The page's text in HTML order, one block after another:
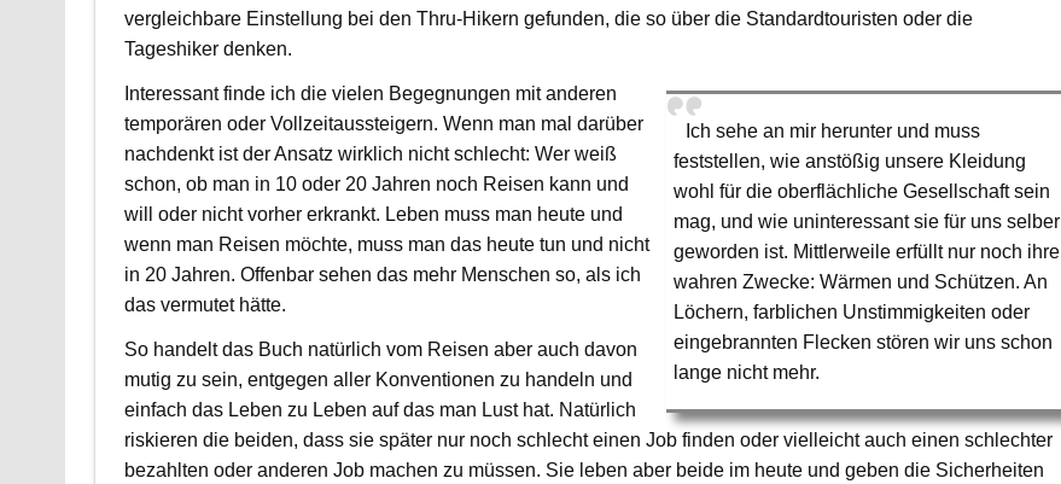
vergleichbare Einstellung bei den Thru-Hikern gefunden, die so über die Standardtouristen oder die
Tageshiker denken.
Ich sehe an mir herunter und muss
feststellen, wie anstößig unsere Kleidung
wohl für die oberflächliche Gesellschaft sein
mag, und wie uninteressant sie für uns selber
geworden ist. Mittlerweile erfüllt nur noch ihre
wahren Zwecke: Wärmen und Schützen. An
Löchern, farblichen Unstimmigkeiten oder
eingebrannten Flecken stören wir uns schon
lange nicht mehr.
Interessant finde ich die vielen Begegnungen mit anderen
temporären oder Vollzeitaussteigern. Wenn man mal darüber
nachdenkt ist der Ansatz wirklich nicht schlecht: Wer weiß
schon, ob man in 10 oder 20 Jahren noch Reisen kann und
will oder nicht vorher erkrankt. Leben muss man heute und
wenn man Reisen möchte, muss man das heute tun und nicht
in 20 Jahren. Offenbar sehen das mehr Menschen so, als ich
das vermutet hätte.
So handelt das Buch natürlich vom Reisen aber auch davon
mutig zu sein, entgegen aller Konventionen zu handeln und
einfach das Leben zu Leben auf das man Lust hat. Natürlich
riskieren die beiden, dass sie später nur noch schlecht einen Job finden oder vielleicht auch einen schlechter
bezahlten oder anderen Job machen zu müssen. Sie leben aber beide im heute und geben die Sicherheiten